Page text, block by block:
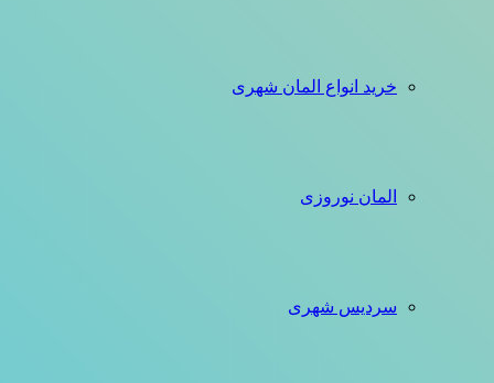
خرید انواع المان شهری
المان نوروزی
سردیس شهری